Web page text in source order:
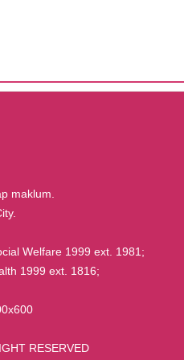
maklum.
Welfare 1999 ext. 1981;
1999 ext. 1816;
RESERVED